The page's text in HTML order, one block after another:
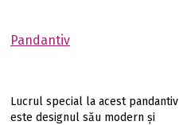
Pandantiv
Lucrul special la acest pandantiv
este designul său modern și